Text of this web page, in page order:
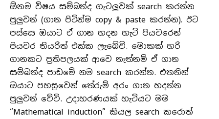
ඕනම විෂය සම්බන්ද ගැටලුවක් search කරන්න
පුලුවන් (ගාන පිටින්ම copy & paste කරන්න). ඊට
පස්සෙ ඔයාට ඒ ගාන හදන හැටි පියවරෙන්
පියවර තියරිත් එක්ක ලැබේවි. මොකක් හරි
ගානකට ප්‍රතිපලයක් ආවෙ නැත්නම් ඒ ගාන
සම්බන්ද පාඩමේ නම search කරන්න. එතනින්
ඔයාට පහසුවෙන් තේරුම් අරං ගාන හදන්න
පුලුවන් වේවි. උදාහරණයක් හැටියට මම
“Mathematical induction” කියල search කරොත්